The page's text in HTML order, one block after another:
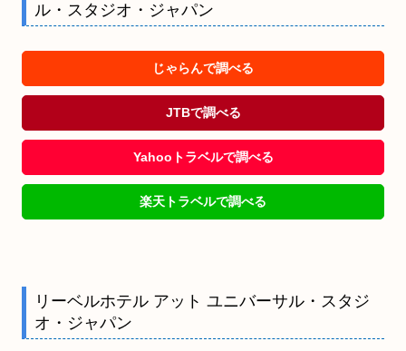
ル・スタジオ・ジャパン
じゃらんで調べる
JTBで調べる
Yahooトラベルで調べる
楽天トラベルで調べる
リーベルホテル アット ユニバーサル・スタジ
オ・ジャパン